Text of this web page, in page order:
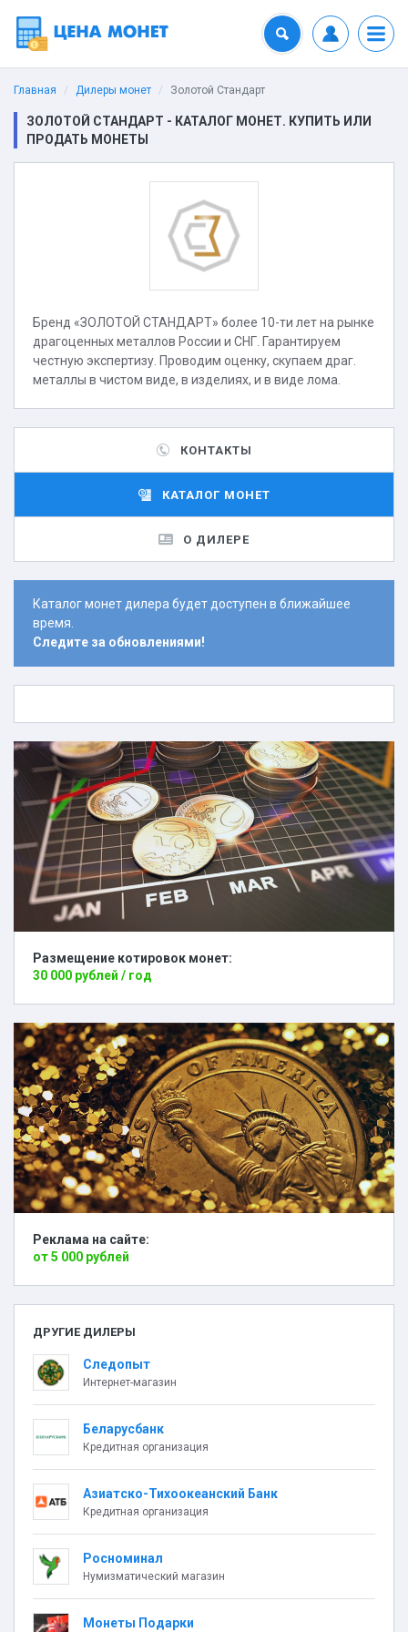
Главная Дилеры монет Золотой Стандарт
ЗОЛОТОЙ СТАНДАРТ - КАТАЛОГ МОНЕТ. КУПИТЬ ИЛИ
ПРОДАТЬ МОНЕТЫ
Бренд «ЗОЛОТОЙ СТАНДАРТ» более 10-ти лет на рынке
драгоценных металлов России и СНГ. Гарантируем
честную экспертизу. Проводим оценку, скупаем драг.
металлы в чистом виде, в изделиях, и в виде лома.
КОНТАКТЫ
КАТАЛОГ МОНЕТ
О ДИЛЕРЕ
Каталог монет дилера будет доступен в ближайшее
время.
Следите за обновлениями!
Размещение котировок монет:
30 000 рублей / год
Реклама на сайте:
от 5 000 рублей
ДРУГИЕ ДИЛЕРЫ
Следопыт
Интернет-магазин
Беларусбанк
Кредитная организация
Азиатско-Тихоокеанский Банк
Кредитная организация
Росноминал
Нумизматический магазин
Монеты Подарки